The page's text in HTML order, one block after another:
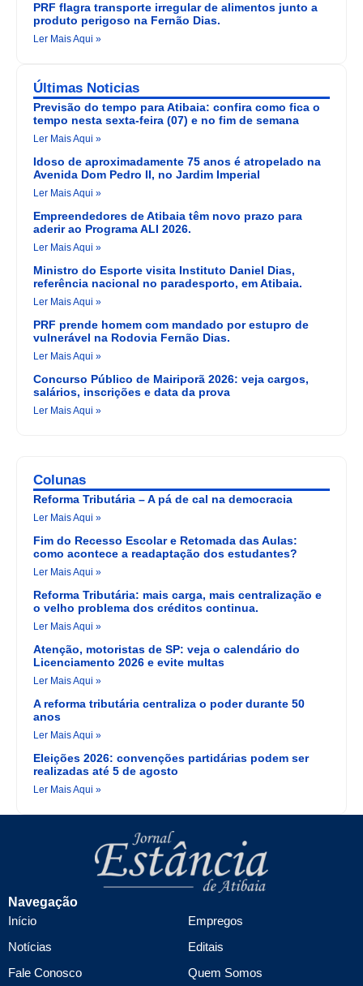
PRF flagra transporte irregular de alimentos junto a
produto perigoso na Fernão Dias.
Ler Mais Aqui »
Últimas Noticias
Previsão do tempo para Atibaia: confira como fica o
tempo nesta sexta-feira (07) e no fim de semana
Ler Mais Aqui »
Idoso de aproximadamente 75 anos é atropelado na
Avenida Dom Pedro II, no Jardim Imperial
Ler Mais Aqui »
Empreendedores de Atibaia têm novo prazo para
aderir ao Programa ALI 2026.
Ler Mais Aqui »
Ministro do Esporte visita Instituto Daniel Dias,
referência nacional no paradesporto, em Atibaia.
Ler Mais Aqui »
PRF prende homem com mandado por estupro de
vulnerável na Rodovia Fernão Dias.
Ler Mais Aqui »
Concurso Público de Mairiporã 2026: veja cargos,
salários, inscrições e data da prova
Ler Mais Aqui »
Colunas
Reforma Tributária – A pá de cal na democracia
Ler Mais Aqui »
Fim do Recesso Escolar e Retomada das Aulas:
como acontece a readaptação dos estudantes?
Ler Mais Aqui »
Reforma Tributária: mais carga, mais centralização e
o velho problema dos créditos continua.
Ler Mais Aqui »
Atenção, motoristas de SP: veja o calendário do
Licenciamento 2026 e evite multas
Ler Mais Aqui »
A reforma tributária centraliza o poder durante 50
anos
Ler Mais Aqui »
Eleições 2026: convenções partidárias podem ser
realizadas até 5 de agosto
Ler Mais Aqui »
Navegação
Início
Notícias
Fale Conosco
Empregos
Editais
Quem Somos